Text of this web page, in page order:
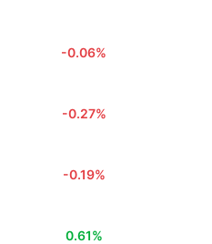
-0.06%
-0.27%
-0.19%
0.61%